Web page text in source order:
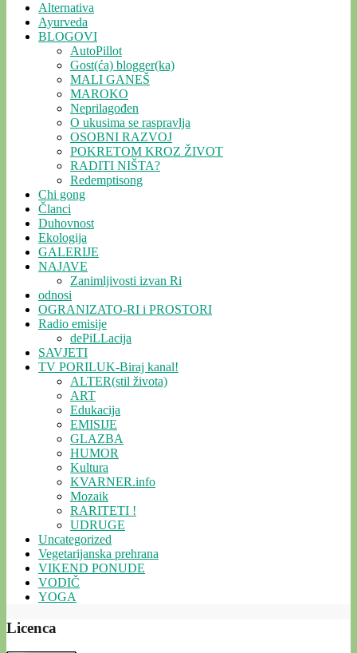
Alternativa
Ayurveda
BLOGOVI
AutoPillot
Gost(ća) blogger(ka)
MALI GANEŠ
MAROKO
Neprilagođen
O ukusima se raspravlja
OSOBNI RAZVOJ
POKRETOM KROZ ŽIVOT
RADITI NIŠTA?
Redemptisong
Chi gong
Članci
Duhovnost
Ekologija
GALERIJE
NAJAVE
Zanimljivosti izvan Ri
odnosi
OGRANIZATO-RI i PROSTORI
Radio emisije
dePiLLacija
SAVJETI
TV PORILUK-Biraj kanal!
ALTER(stil života)
ART
Edukacija
EMISIJE
GLAZBA
HUMOR
Kultura
KVARNER.info
Mozaik
RARITETI !
UDRUGE
Uncategorized
Vegetarijanska prehrana
VIKEND PONUDE
VODIČ
YOGA
Licenca